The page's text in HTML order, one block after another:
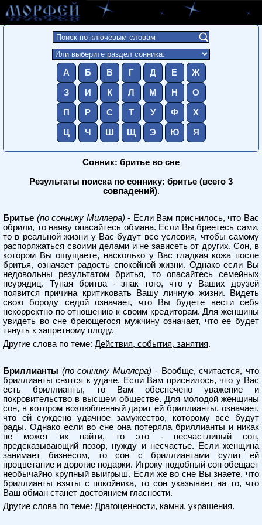
А Б В Г Д Е Ж
З И К Л М Н О
П Р С Т У Ф Х
Ц Ч Ш Щ Э Ю Я
Сонник: бритье во сне
Результаты поиска по соннику: бритье (всего 3
совпадений).
Бритье (по соннику Миллера) - Если Вам приснилось, что Вас
обрили, то наяву опасайтесь обмана. Если Вы бреетесь сами,
то в реальной жизни у Вас будут все условия, чтобы самому
распоряжаться своими делами и не зависеть от других. Сон, в
котором Вы ощущаете, насколько у Вас гладкая кожа после
бритья, означает радость спокойной жизни. Однако если Вы
недовольны результатом бритья, то опасайтесь семейных
неурядиц. Тупая бритва - знак того, что у Ваших друзей
появится причина критиковать Вашу личную жизни. Видеть
свою бороду седой означает, что Вы будете вести себя
некорректно по отношению к своим кредиторам. Для женщины
увидеть во сне бреющегося мужчину означает, что ее будет
тянуть к запретному плоду.
Другие слова по теме: Действия, события, занятия.
Бриллианты (по соннику Миллера) - Вообще, считается, что
бриллианты снятся к удаче. Если Вам приснилось, что у Вас
есть бриллианты, то Вам обеспечено уважение и
покровительство в высшем обществе. Для молодой женщины
сон, в котором возлюбленный дарит ей бриллианты, означает,
что ей суждено удачное замужество, которому все будут
рады. Однако если во сне она потеряла бриллианты и никак
не может их найти, то это - несчастливый сон,
предсказывающий позор, нужду и несчастье. Если женщина
занимает бизнесом, то сон с бриллиантами сулит ей
процветание и дорогие подарки. Игроку подобный сон обещает
необычайно крупный выигрыш. Если же во сне Вы знаете, что
бриллианты взяты с покойника, то сон указывает на то, что
Ваш обман станет достоянием гласности.
Другие слова по теме: Драгоценности, камни, украшения.